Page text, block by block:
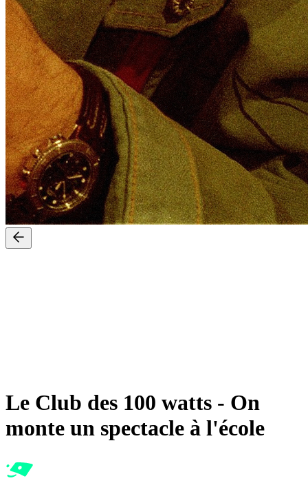
Le Club des 100 watts - On
monte un spectacle à l'école